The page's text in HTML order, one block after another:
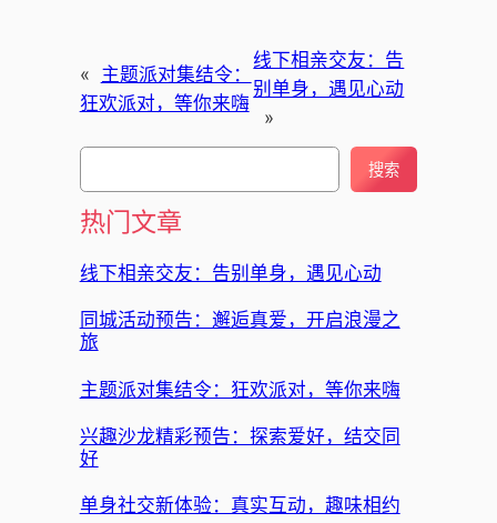
« 主题派对集结令：
狂欢派对，等你来嗨
线下相亲交友：告
别单身，遇见心动
»
搜
搜索
热门文章
线下相亲交友：告别单身，遇见心动
同城活动预告：邂逅真爱，开启浪漫之
旅
主题派对集结令：狂欢派对，等你来嗨
兴趣沙龙精彩预告：探索爱好，结交同
好
单身社交新体验：真实互动，趣味相约